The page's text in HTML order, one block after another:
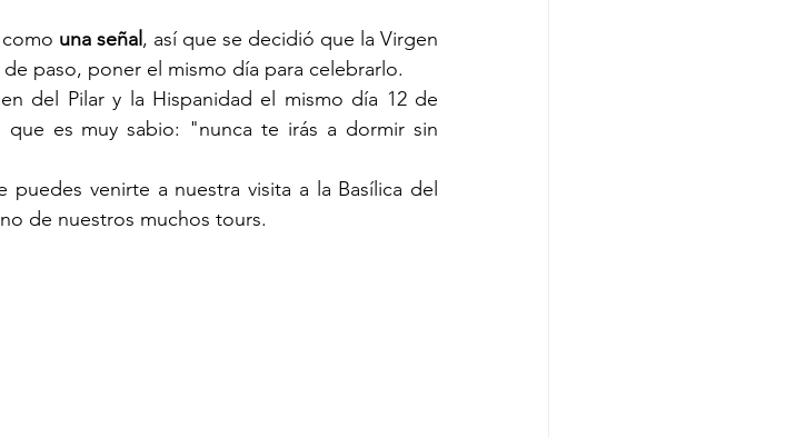
una señal, así que se decidió que la Virgen
paso, poner el mismo día para celebrarlo.
del Pilar y la Hispanidad el mismo día 12 de
es muy sabio: "nunca te irás a dormir sin
puedes venirte a nuestra visita a la Basílica del
de nuestros muchos tours.